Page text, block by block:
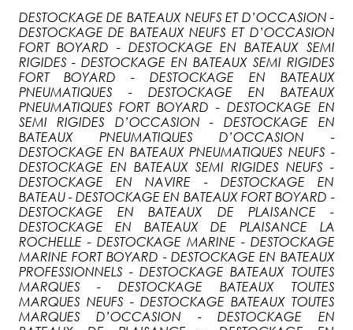
DESTOCKAGE DE BATEAUX NEUFS ET D’OCCASION -
DESTOCKAGE DE BATEAUX NEUFS ET D’OCCASION
FORT BOYARD - DESTOCKAGE EN BATEAUX SEMI
RIGIDES - DESTOCKAGE EN BATEAUX SEMI RIGIDES
FORT BOYARD - DESTOCKAGE EN BATEAUX
PNEUMATIQUES - DESTOCKAGE EN BATEAUX
PNEUMATIQUES FORT BOYARD - DESTOCKAGE EN
SEMI RIGIDES D’OCCASION - DESTOCKAGE EN
BATEAUX PNEUMATIQUES D’OCCASION -
DESTOCKAGE EN BATEAUX PNEUMATIQUES NEUFS -
DESTOCKAGE EN BATEAUX SEMI RIGIDES NEUFS -
DESTOCKAGE EN NAVIRE - DESTOCKAGE EN
BATEAU - DESTOCKAGE EN BATEAUX FORT BOYARD -
DESTOCKAGE EN BATEAUX DE PLAISANCE -
DESTOCKAGE EN BATEAUX DE PLAISANCE LA
ROCHELLE - DESTOCKAGE MARINE - DESTOCKAGE
MARINE FORT BOYARD - DESTOCKAGE EN BATEAUX
PROFESSIONNELS - DESTOCKAGE BATEAUX TOUTES
MARQUES - DESTOCKAGE BATEAUX TOUTES
MARQUES NEUFS - DESTOCKAGE BATEAUX TOUTES
MARQUES D’OCCASION - DESTOCKAGE EN